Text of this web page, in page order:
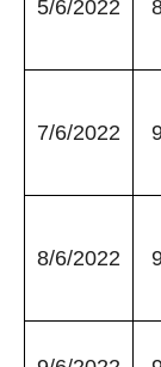
5/6/2022
7/6/2022
8/6/2022